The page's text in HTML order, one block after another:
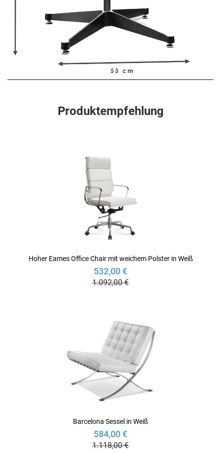
Produktempfehlung
Hoher Eames Office Chair mit weichem Polster in Weiß
532,00 €
1.092,00 €
Barcelona Sessel in Weiß
584,00 €
1.118,00 €